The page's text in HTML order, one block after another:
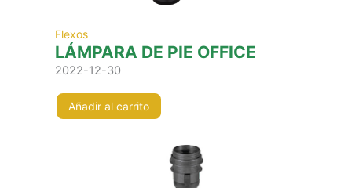
Flexos
LÁMPARA DE PIE OFFICE
2022-12-30
Añadir al carrito